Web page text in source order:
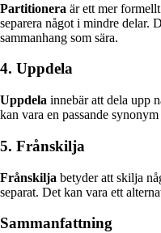
Partitionera är ett mer
separera något i mindre delar.
sammanhang som sära.
4. Uppdela
Uppdela innebär att dela upp
kan vara en passande
5. Frånskilja
Frånskilja betyder att skilja
separat. Det kan vara ett
Sammanfattning